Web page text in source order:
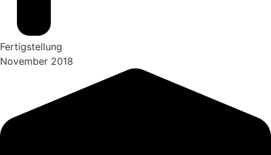
Fertigstellung
November 2018